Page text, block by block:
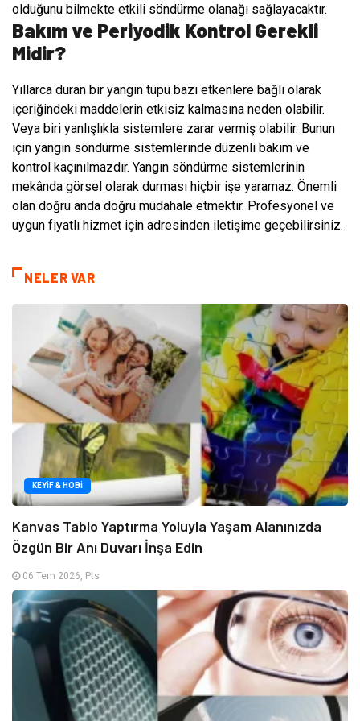
olduğunu bilmekte etkili söndürme olanağı sağlayacaktır.
Bakım ve Periyodik Kontrol Gerekli
Midir?
Yıllarca duran bir yangın tüpü bazı etkenlere bağlı olarak
içeriğindeki maddelerin etkisiz kalmasına neden olabilir.
Veya biri yanlışlıkla sistemlere zarar vermiş olabilir. Bunun
için yangın söndürme sistemlerinde düzenli bakım ve
kontrol kaçınılmazdır. Yangın söndürme sistemlerinin
mekânda görsel olarak durması hiçbir işe yaramaz. Önemli
olan doğru anda doğru müdahale etmektir. Profesyonel ve
uygun fiyatlı hizmet için adresinden iletişime geçebilirsiniz.
NELER VAR
KEYIF & HOBI
Kanvas Tablo Yaptırma Yoluyla Yaşam Alanınızda
Özgün Bir Anı Duvarı İnşa Edin
06 Tem 2026, Pts